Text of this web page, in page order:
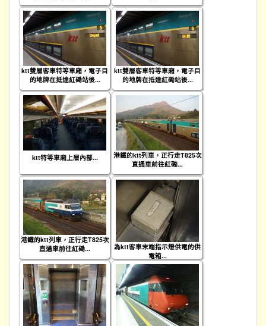
ktt雙層客車特等車廂，電子目
的地牌在抵達紅磡站後...
ktt雙層客車特等車廂，電子目
的地牌在抵達紅磡站後...
ktt特等車廂上層內部...
港鐵的ktt列車，正行走T825次
直通車前往紅磡...
港鐵的ktt列車，正行走T825次
直通車前往紅磡...
為ktt客車末端指示燈供電的供
電箱...